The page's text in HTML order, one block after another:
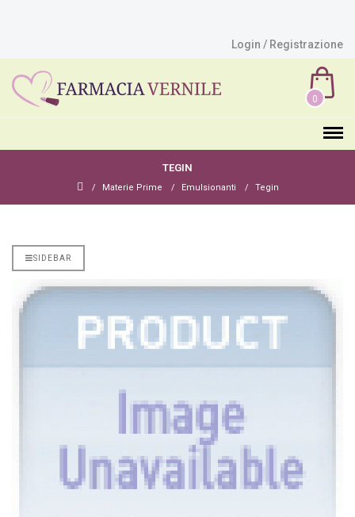
Login / Registrazione
0
TEGIN
Materie Prime Emulsionanti Tegin
SIDEBAR